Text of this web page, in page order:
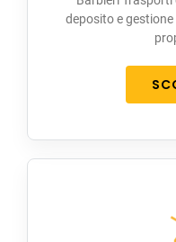
deposito e gestione